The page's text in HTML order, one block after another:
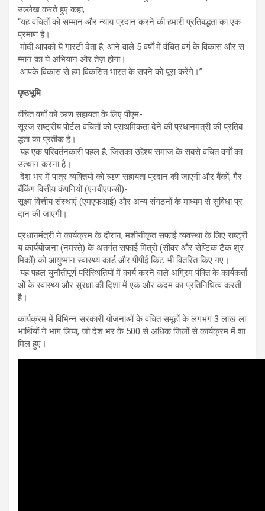
उल्लेख करते हुए कहा,
“यह वंचितों को सम्मान और न्याय प्रदान करने की हमारी प्रतिबद्धता का एक
प्रमाण है।
मोदी आपको ये गारंटी देता है, आने वाले 5 वर्षों में वंचित वर्ग के विकास और स
म्मान का ये अभियान और तेज़ होगा।
आपके विकास से हम विकसित भारत के सपने को पूरा करेंगे।”
पृष्ठभूमि
वंचित वर्गों को ऋण सहायता के लिए पीएम-
सूरज राष्ट्रीय पोर्टल वंचितों को प्राथमिकता देने की प्रधानमंत्री की प्रतिब
द्धता का प्रतीक है।
यह एक परिवर्तनकारी पहल है, जिसका उद्देश्य समाज के सबसे वंचित वर्गों का
उत्थान करना है।
देश भर में पात्र व्यक्तियों को ऋण सहायता प्रदान की जाएगी और बैंकों, गैर
बैंकिंग वित्तीय कंपनियों (एनबीएफसी)-
सूक्ष्म वित्तीय संस्थाएं (एमएफआई) और अन्य संगठनों के माध्यम से सुविधा प्र
दान की जाएगी।
प्रधानमंत्री ने कार्यक्रम के दौरान, मशीनीकृत सफाई व्यवस्था के लिए राष्ट्री
य कार्ययोजना (नमस्ते) के अंतर्गत सफाई मित्रों (सीवर और सेप्टिक टैंक श्र
मिकों) को आयुष्मान स्वास्थ्य कार्ड और पीपीई किट भी वितरित किए गए।
यह पहल चुनौतीपूर्ण परिस्थितियों में कार्य करने वाले अग्रिम पंक्ति के कार्यकर्ता
ओं के स्वास्थ्य और सुरक्षा की दिशा में एक और कदम का प्रतिनिधित्व करती
है।
कार्यक्रम में विभिन्न सरकारी योजनाओं के वंचित समूहों के लगभग 3 लाख ला
भार्थियों ने भाग लिया, जो देश भर के 500 से अधिक जिलों से कार्यक्रम में शा
मिल हुए।